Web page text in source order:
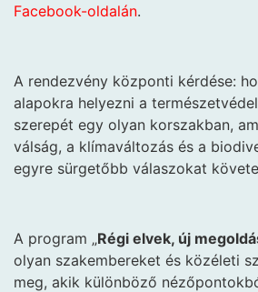
Facebook-oldalán.
A rendezvény központi kérdése:
alapokra helyezni a
szerepét egy olyan korszakban,
válság, a klímaváltozás és a
egyre sürgetőbb válaszokat
A program „Régi elvek, új
olyan szakembereket és közéleti
meg, akik különböző